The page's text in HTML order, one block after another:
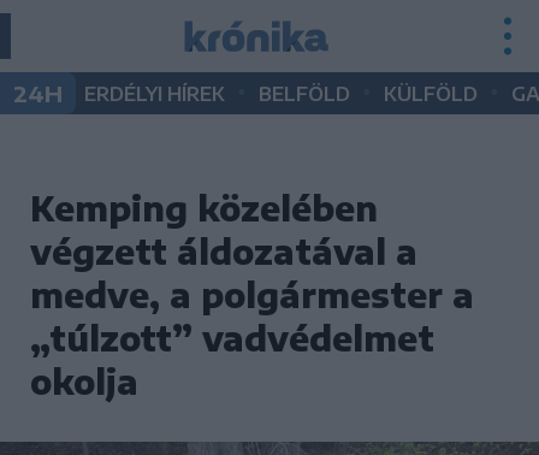
24H ERDÉLYI HÍREK BELFÖLD KÜLFÖLD
Kemping közelében
végzett áldozatával a
medve, a polgármester a
„túlzott” vadvédelmet
okolja